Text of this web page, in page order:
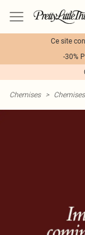
Ce site
-30%
Chemises >